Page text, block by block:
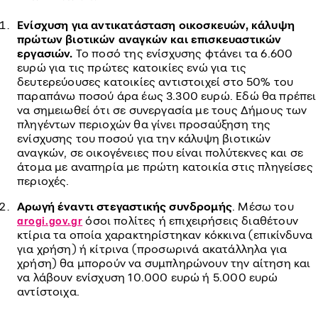
Ενίσχυση για αντικατάσταση οικοσκευών, κάλυψη
πρώτων βιοτικών αναγκών και επισκευαστικών
εργασιών. Το ποσό της ενίσχυσης φτάνει τα 6.600
ευρώ για τις πρώτες κατοικίες ενώ για τις
δευτερεύουσες κατοικίες αντιστοιχεί στο 50% του
παραπάνω ποσού άρα έως 3.300 ευρώ. Εδώ θα πρέπει
να σημειωθεί ότι σε συνεργασία με τους Δήμους των
πληγέντων περιοχών θα γίνει προσαύξηση της
ενίσχυσης του ποσού για την κάλυψη βιοτικών
αναγκών, σε οικογένειες που είναι πολύτεκνες και σε
άτομα με αναπηρία με πρώτη κατοικία στις πληγείσες
περιοχές.
Αρωγή έναντι στεγαστικής συνδρομής. Μέσω του
arogi.gov.gr όσοι πολίτες ή επιχειρήσεις διαθέτουν
κτίρια τα οποία χαρακτηρίστηκαν κόκκινα (επικίνδυνα
για χρήση) ή κίτρινα (προσωρινά ακατάλληλα για
χρήση) θα μπορούν να συμπληρώνουν την αίτηση και
να λάβουν ενίσχυση 10.000 ευρώ ή 5.000 ευρώ
αντίστοιχα.